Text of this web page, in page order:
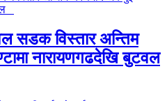
सडक विस्तार अन्तिम
नारायणगढदेखि बुटवल